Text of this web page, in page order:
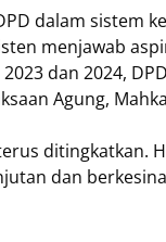
dalam sistem
menjawab
dan 2024,
Agung,
ditingkatkan.
dan